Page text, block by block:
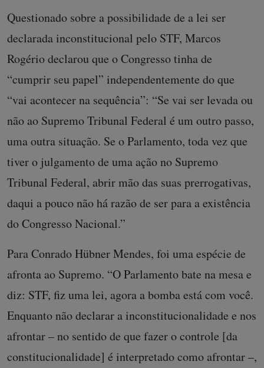
Questionado sobre a possibilidade de a lei ser
declarada inconstitucional pelo STF, Marcos
Rogério declarou que o Congresso tinha de
“cumprir seu papel” independentemente do que
“vai acontecer na sequência”: “Se vai ser levada ou
não ao Supremo Tribunal Federal é um outro passo,
uma outra situação. Se o Parlamento, toda vez que
tiver o julgamento de uma ação no Supremo
Tribunal Federal, abrir mão das suas prerrogativas,
daqui a pouco não há razão de ser para a existência
do Congresso Nacional.”
Para Conrado Hübner Mendes, foi uma espécie de
afronta ao Supremo. “O Parlamento bate na mesa e
diz: STF, fiz uma lei, agora a bomba está com você.
Enquanto não declarar a inconstitucionalidade e nos
afrontar – no sentido de que fazer o controle [da
constitucionalidade] é interpretado como afrontar –,